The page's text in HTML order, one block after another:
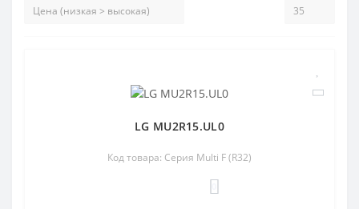
LG MU2R15.UL0
Код товара: Серия Multi F (R32)